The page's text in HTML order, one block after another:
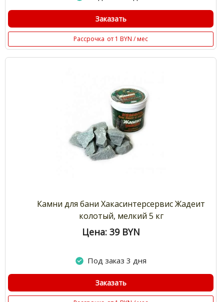
Заказать
Рассрочка от 1 BYN / мес
Камни для бани Хакасинтерсервис Жадеит
колотый, мелкий 5 кг
Цена: 39 BYN
Под заказ 3 дня
Заказать